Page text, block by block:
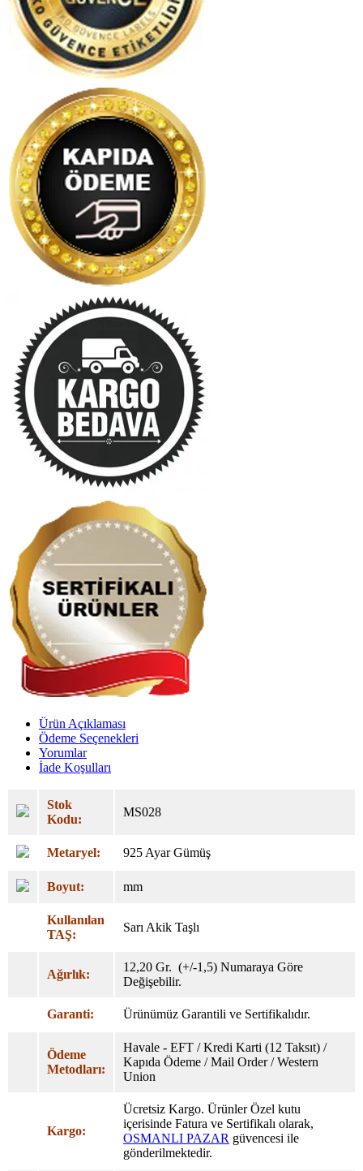
Ürün Açıklaması
Ödeme Seçenekleri
Yorumlar
İade Koşulları
Stok
Kodu:
MS028
Metaryel: 925 Ayar Gümüş
Boyut: mm
Kullanılan
TAŞ:
Sarı Akik Taşlı
Ağırlık:
12,20 Gr. (+/-1,5) Numaraya Göre
Değişebilir.
Garanti: Ürünümüz Garantili ve Sertifikalıdır.
Ödeme
Metodları:
Havale - EFT / Kredi Karti (12 Taksıt) /
Kapıda Ödeme / Mail Order / Western
Union
Kargo:
Ücretsiz Kargo. Ürünler Özel kutu
içerisinde Fatura ve Sertifikalı olarak,
OSMANLI PAZAR güvencesi ile
gönderilmektedir.